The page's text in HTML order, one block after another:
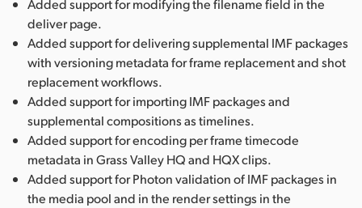
Added support for modifying the filename field in the
deliver page.
Added support for delivering supplemental IMF packages
with versioning metadata for frame replacement and shot
replacement workflows.
Added support for importing IMF packages and
supplemental compositions as timelines.
Added support for encoding per frame timecode
metadata in Grass Valley HQ and HQX clips.
Added support for Photon validation of IMF packages in
the media pool and in the render settings in the